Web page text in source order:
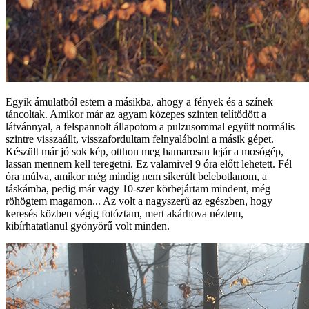
Egyik ámulatból estem a másikba, ahogy a fények és a színek
táncoltak. Amikor már az agyam közepes szinten telítődött a
látvánnyal, a felspannolt állapotom a pulzusommal együtt normális
szintre visszaállt, visszafordultam felnyalábolni a másik gépet.
Készült már jó sok kép, otthon meg hamarosan lejár a mosógép,
lassan mennem kell teregetni. Ez valamivel 9 óra előtt lehetett. Fél
óra múlva, amikor még mindig nem sikerült belebotlanom, a
táskámba, pedig már vagy 10-szer körbejártam mindent, még
röhögtem magamon... Az volt a nagyszerű az egészben, hogy
keresés közben végig fotóztam, mert akárhova néztem,
kibírhatatlanul gyönyörű volt minden.